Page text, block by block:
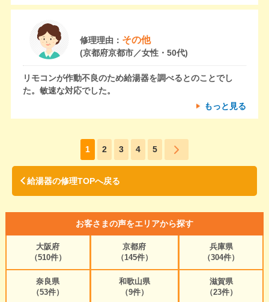
修理理由： その他
(京都府京都市／女性・50代)
リモコンが作動不良のため給湯器を調べるとのことでし
た。敏速な対応でした。
もっと見る
1 2 3 4 5
給湯器の修理TOPへ戻る
お客さまの声をエリアから探す
大阪府
（510件）
京都府
（145件）
兵庫県
（304件）
奈良県
（53件）
和歌山県
（9件）
滋賀県
（23件）